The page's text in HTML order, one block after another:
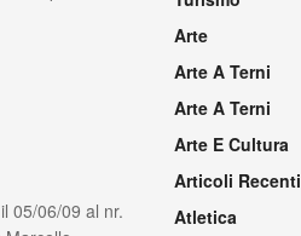
05/06/09 al nr.
Arte
Arte A Terni
Arte A Terni
Arte E Cultura
Articoli Recenti
Atletica